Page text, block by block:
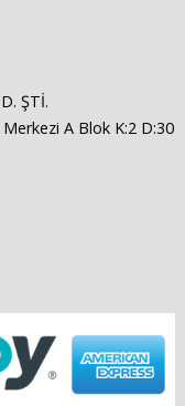
ŞTİ.
A Blok K:2 D:30